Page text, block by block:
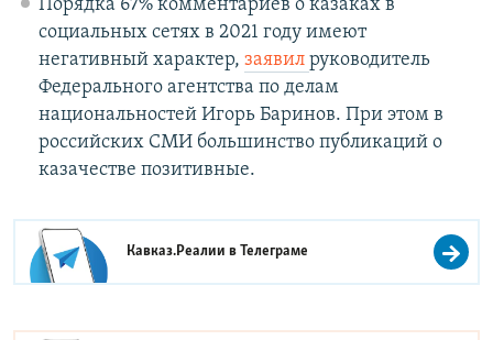
Порядка 67% комментариев о казаках в
социальных сетях в 2021 году имеют
негативный характер, заявил руководитель
Федерального агентства по делам
национальностей Игорь Баринов. При этом в
российских СМИ большинство публикаций о
казачестве позитивные.
Кавказ.Реалии вТелеграме